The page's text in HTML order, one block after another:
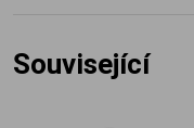
Související